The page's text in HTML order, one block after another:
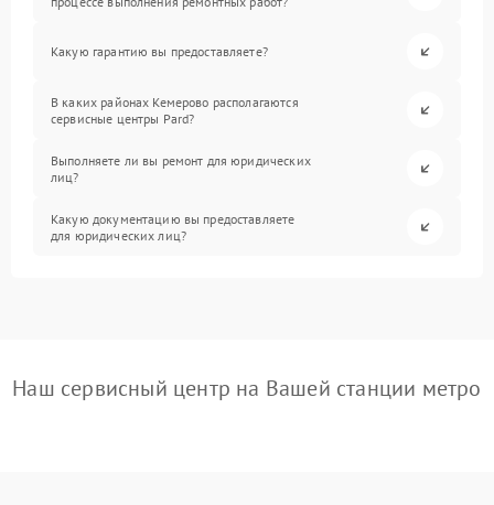
Какую гарантию вы предоставляете?
В каких районах Кемерово располагаются
сервисные центры Pard?
Выполняете ли вы ремонт для юридических
лиц?
Какую документацию вы предоставляете
для юридических лиц?
Наш сервисный центр на Вашей станции метро